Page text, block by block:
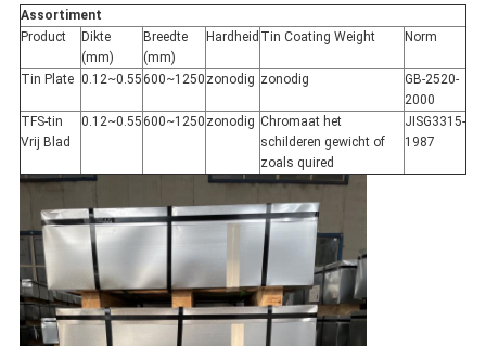
Assortiment
Product
Dikte
(mm)
Breedte
(mm)
Hardheid Tin Coating Weight Norm
Tin Plate 0.12~0.55600~1250 zonodig zonodig
GB-2520-
2000
TFS-tin
Vrij Blad
0.12~0.55600~1250 zonodig Chromaat het
schilderen gewicht of
zoals quired
JISG3315-
1987